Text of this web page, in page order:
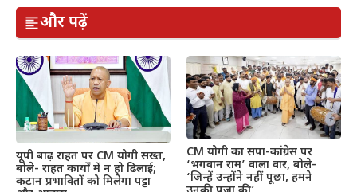
और पढ़ें
यूपी बाढ़ राहत पर CM योगी सख्त,
बोले- राहत कार्यों में न हो ढिलाई;
कटान प्रभावितों को मिलेगा पट्टा
CM योगी का सपा-कांग्रेस पर
‘भगवान राम’ वाला वार, बोले-
‘जिन्हें उन्होंने नहीं पूछा, हमने